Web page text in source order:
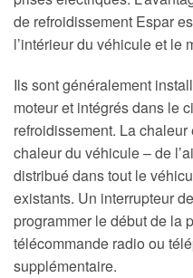
de refroidissement Espar
l’intérieur du véhicule et le
Ils sont généralement
moteur et intégrés dans le
refroidissement. La
chaleur du véhicule – de
distribué dans tout le
existants. Un interrupteur
programmer le début de la
télécommande radio ou
supplémentaire.